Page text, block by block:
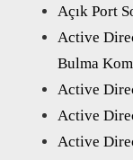
Açık Port
Active
Bulma
Active
Active
Active